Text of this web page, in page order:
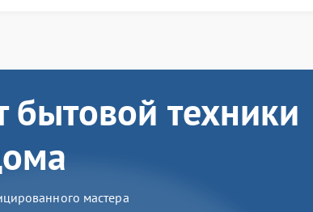
бытовой техники
мастера